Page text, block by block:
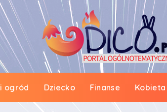
ogród Dziecko Finanse Kobieta